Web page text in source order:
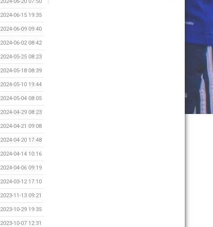
2024-06-15 19:35
2024-06-09 09:40
2024-06-02 08:42
2024-05-25 08:23
2024-05-18 08:39
2024-05-10 19:44
2024-05-04 08:05
2024-04-29 08:23
2024-04-21 09:08
2024-04-20 17:48
2024-04-14 10:16
2024-04-06 09:19
2024-03-12 17:10
2023-11-13 09:21
2023-10-29 19:35
2023-10-07 12:31